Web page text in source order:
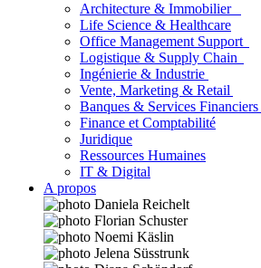
Architecture & Immobilier
Life Science & Healthcare
Office Management Support
Logistique & Supply Chain
Ingénierie & Industrie
Vente, Marketing & Retail
Banques & Services Financiers
Finance et Comptabilité
Juridique
Ressources Humaines
IT & Digital
A propos